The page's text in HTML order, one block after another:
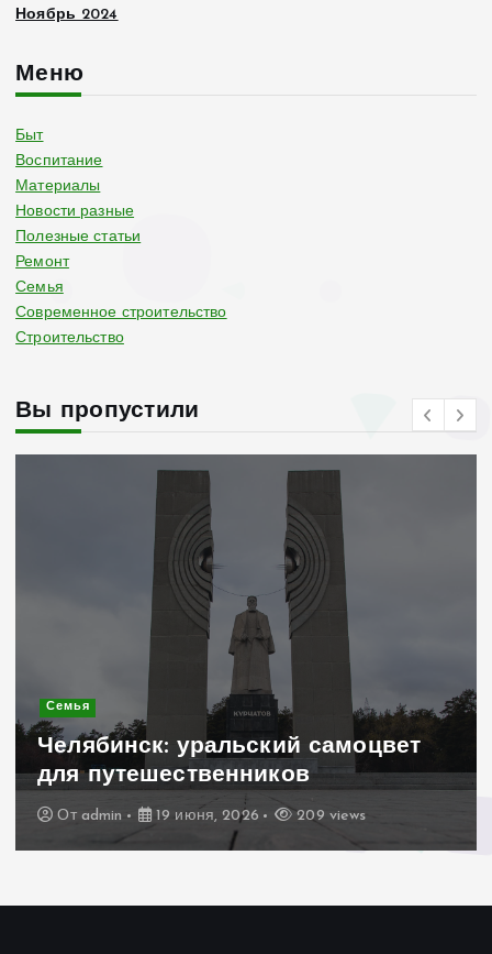
Ноябрь 2024
Меню
Быт
Воспитание
Материалы
Новости разные
Полезные статьи
Ремонт
Семья
Современное строительство
Строительство
Вы пропустили
Современное строительство
Керамогранит «под дерево»:
стильное и практичное решение
для дачного домика
От admin 19 июня, 2026 200 views